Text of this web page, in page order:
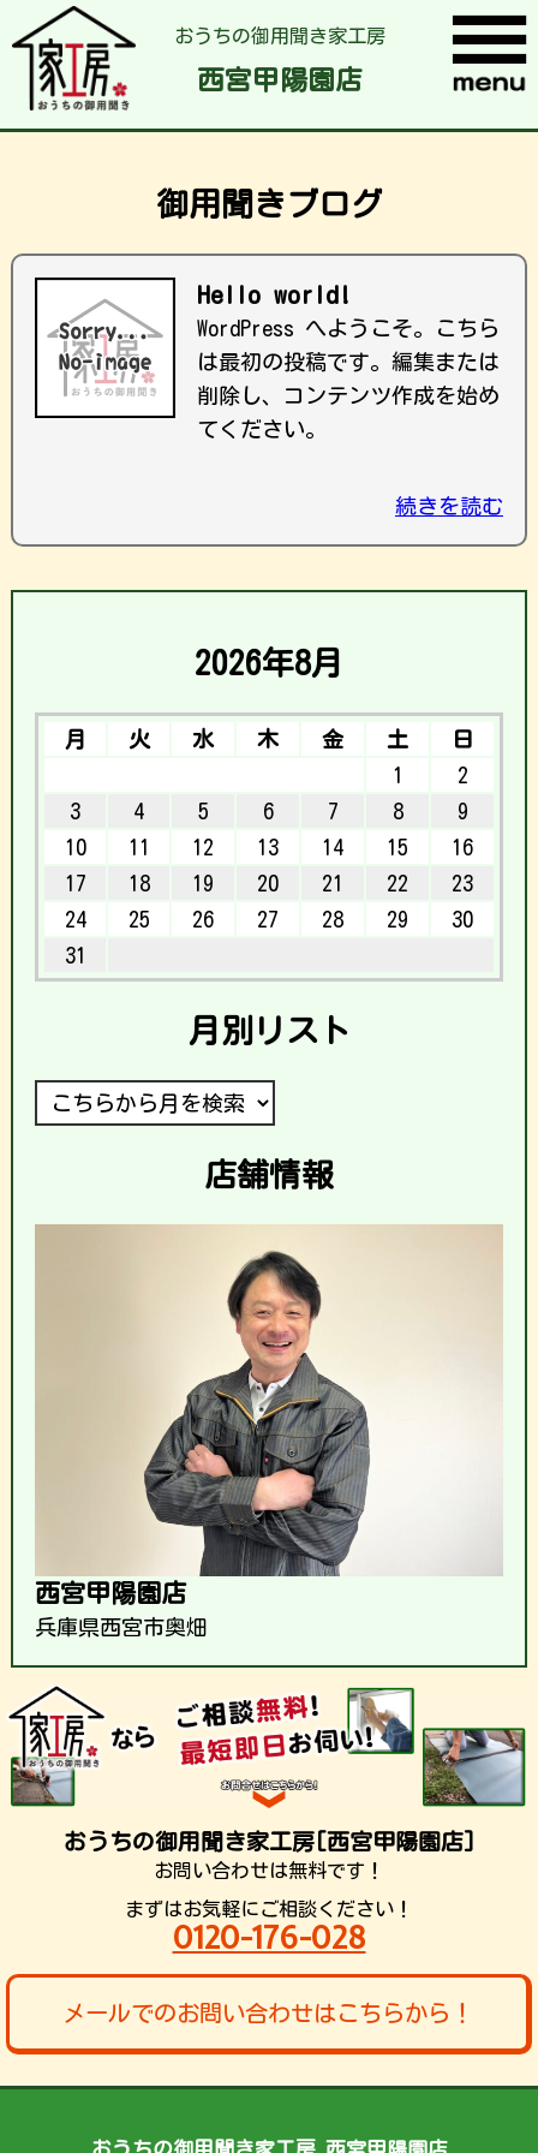
おうちの御用聞き家工房
西宮甲陽園店
御用聞きブログ
Hello world!
WordPress へようこそ。こちら
は最初の投稿です。編集または
削除し、コンテンツ作成を始め
てください。
続きを読む
2026年8月
月 火 水 木 金 土
日
1
2
3
4 5 6 7 8
9
10
11 12 13 14 15
16
17
18 19 20 21 22
23
24
25 26 27 28 29
30
31
月別リスト
店舗情報
西宮甲陽園店
兵庫県西宮市奥畑
おうちの御用聞き家工房[西宮甲陽園店]
お問い合わせは無料です！
まずはお気軽にご相談ください！
0120-176-028
メールでのお問い合わせはこちらから！
おうちの御用聞き家工房 西宮甲陽園店